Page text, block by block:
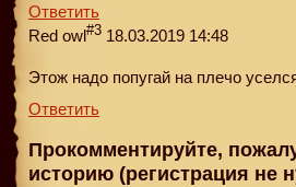
Ответить
Red owl#3 18.03.2019 14:48
Этож надо попугай на плечо
Ответить
Прокомментируйте,
историю (регистрация не